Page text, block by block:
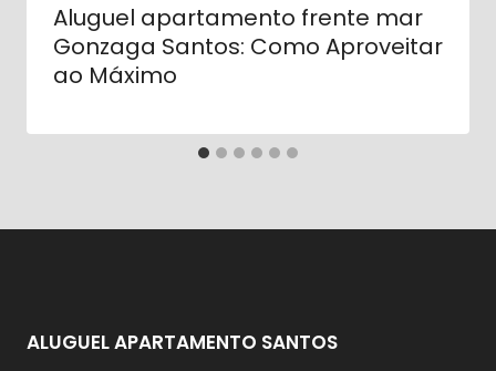
Aluguel apartamento frente mar
Gonzaga Santos: Como Aproveitar
ao Máximo
ALUGUEL APARTAMENTO SANTOS